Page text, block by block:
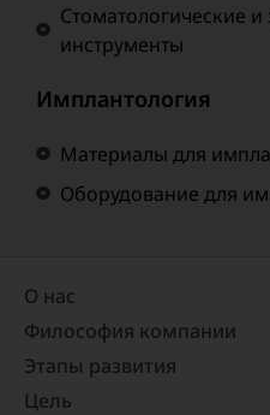
Стоматологические и
инструменты
Имплантология
Материалы для
Оборудование для
О нас
Философия компании
Этапы развития
Цель